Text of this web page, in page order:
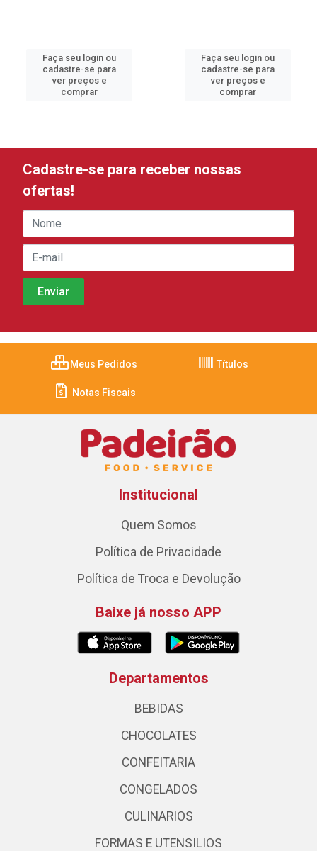
Faça seu login ou
cadastre-se para
ver preços e
comprar
Faça seu login ou
cadastre-se para
ver preços e
comprar
Cadastre-se para receber nossas
ofertas!
Meus Pedidos Títulos
Notas Fiscais
Institucional
Quem Somos
Política de Privacidade
Política de Troca e Devolução
Baixe já nosso APP
Departamentos
BEBIDAS
CHOCOLATES
CONFEITARIA
CONGELADOS
CULINARIOS
FORMAS E UTENSILIOS